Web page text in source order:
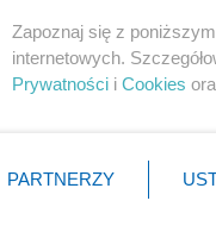
NATO
Zapoznaj się z
internetowych.
Prywatności i Cookies
PARTNERZY